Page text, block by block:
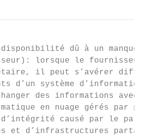
disponibilité dû à un manque
lorsque le fournisseur
il peut s’avérer
d’un système
des informations avec
en nuage gérés par
causé par le
et d’infrastructures